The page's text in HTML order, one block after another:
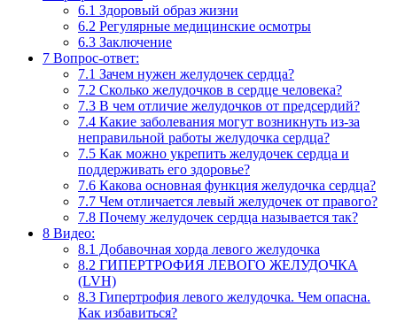
6.1 Здоровый образ жизни
6.2 Регулярные медицинские осмотры
6.3 Заключение
7 Вопрос-ответ:
7.1 Зачем нужен желудочек сердца?
7.2 Сколько желудочков в сердце человека?
7.3 В чем отличие желудочков от предсердий?
7.4 Какие заболевания могут возникнуть из-за
неправильной работы желудочка сердца?
7.5 Как можно укрепить желудочек сердца и
поддерживать его здоровье?
7.6 Какова основная функция желудочка сердца?
7.7 Чем отличается левый желудочек от правого?
7.8 Почему желудочек сердца называется так?
8 Видео:
8.1 Добавочная хорда левого желудочка
8.2 ГИПЕРТРОФИЯ ЛЕВОГО ЖЕЛУДОЧКА
(LVH)
8.3 Гипертрофия левого желудочка. Чем опасна.
Как избавиться?